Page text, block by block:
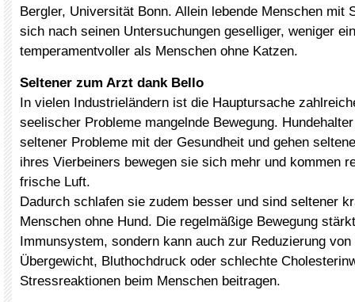
Bergler, Universität Bonn. Allein lebende Menschen mit
sich nach seinen Untersuchungen geselliger, weniger
temperamentvoller als Menschen ohne Katzen.
Seltener zum Arzt dank Bello
In vielen Industrieländern ist die Hauptursache
seelischer Probleme mangelnde Bewegung.
seltener Probleme mit der Gesundheit und gehen
ihres Vierbeiners bewegen sie sich mehr und kommen
frische Luft.
Dadurch schlafen sie zudem besser und sind seltener
Menschen ohne Hund. Die regelmäßige Bewegung
Immunsystem, sondern kann auch zur Reduzierung
Übergewicht, Bluthochdruck oder schlechte
Stressreaktionen beim Menschen beitragen.